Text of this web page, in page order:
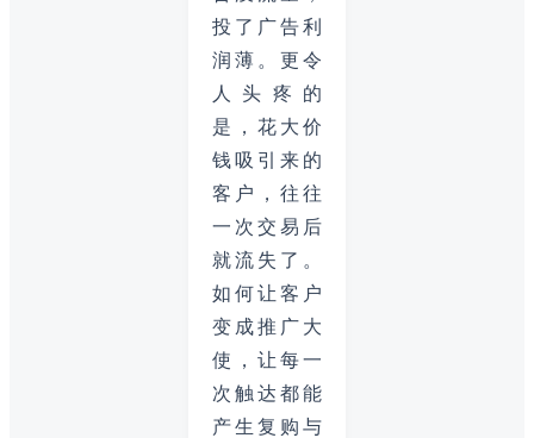
投了广告利
润薄。更令
人头疼的
是，花大价
钱吸引来的
客户，往往
一次交易后
就流失了。
如何让客户
变成推广大
使，让每一
次触达都能
产生复购与